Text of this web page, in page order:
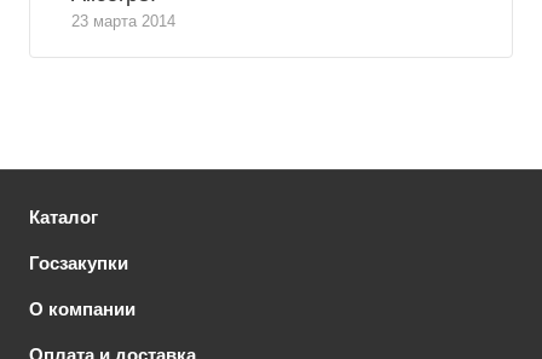
23 марта 2014
Каталог
Госзакупки
О компании